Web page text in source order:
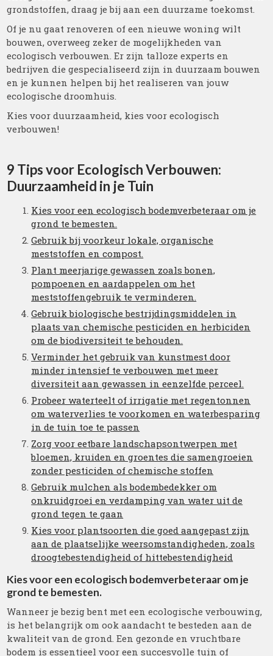
grondstoffen, draag je bij aan een duurzame toekomst.
Of je nu gaat renoveren of een nieuwe woning wilt
bouwen, overweeg zeker de mogelijkheden van
ecologisch verbouwen. Er zijn talloze experts en
bedrijven die gespecialiseerd zijn in duurzaam bouwen
en je kunnen helpen bij het realiseren van jouw
ecologische droomhuis.
Kies voor duurzaamheid, kies voor ecologisch
verbouwen!
9 Tips voor Ecologisch Verbouwen:
Duurzaamheid in je Tuin
Kies voor een ecologisch bodemverbeteraar om je
grond te bemesten.
Gebruik bij voorkeur lokale, organische
meststoffen en compost.
Plant meerjarige gewassen zoals bonen,
pompoenen en aardappelen om het
meststoffengebruik te verminderen.
Gebruik biologische bestrijdingsmiddelen in
plaats van chemische pesticiden en herbiciden
om de biodiversiteit te behouden.
Verminder het gebruik van kunstmest door
minder intensief te verbouwen met meer
diversiteit aan gewassen in eenzelfde perceel.
Probeer waterteelt of irrigatie met regentonnen
om waterverlies te voorkomen en waterbesparing
in de tuin toe te passen
Zorg voor eetbare landschapsontwerpen met
bloemen, kruiden en groentes die samengroeien
zonder pesticiden of chemische stoffen
Gebruik mulchen als bodembedekker om
onkruidgroei en verdamping van water uit de
grond tegen te gaan
Kies voor plantsoorten die goed aangepast zijn
aan de plaatselijke weersomstandigheden, zoals
droogtebestendigheid of hittebestendigheid
Kies voor een ecologisch bodemverbeteraar om je
grond te bemesten.
Wanneer je bezig bent met een ecologische verbouwing,
is het belangrijk om ook aandacht te besteden aan de
kwaliteit van de grond. Een gezonde en vruchtbare
bodem is essentieel voor een succesvolle tuin of